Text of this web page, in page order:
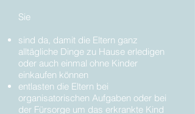
Sie
sind da, damit die Eltern ganz
alltägliche Dinge zu Hause erledigen
oder auch einmal ohne Kinder
einkaufen können
entlasten die Eltern bei
organisatorischen Aufgaben oder bei
der Fürsorge um das erkrankte Kind